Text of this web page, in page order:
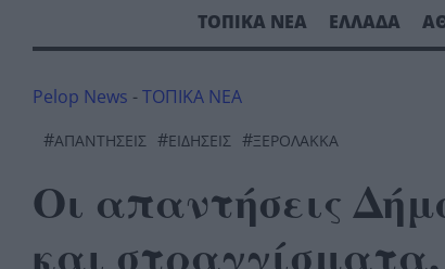
ΤΟΠΙΚΑ ΝΕΑ ΕΛΛΑΔΑ
Pelop News -ΤΟΠΙΚΑ ΝΕΑ
#ΑΠΑΝΤΉΣΕΙΣ #ΕΙΔΗΣΕΙΣ #ΞΕΡΟΛΑΚΚΑ
Οι απαντήσεις
και στραγγίσματα,